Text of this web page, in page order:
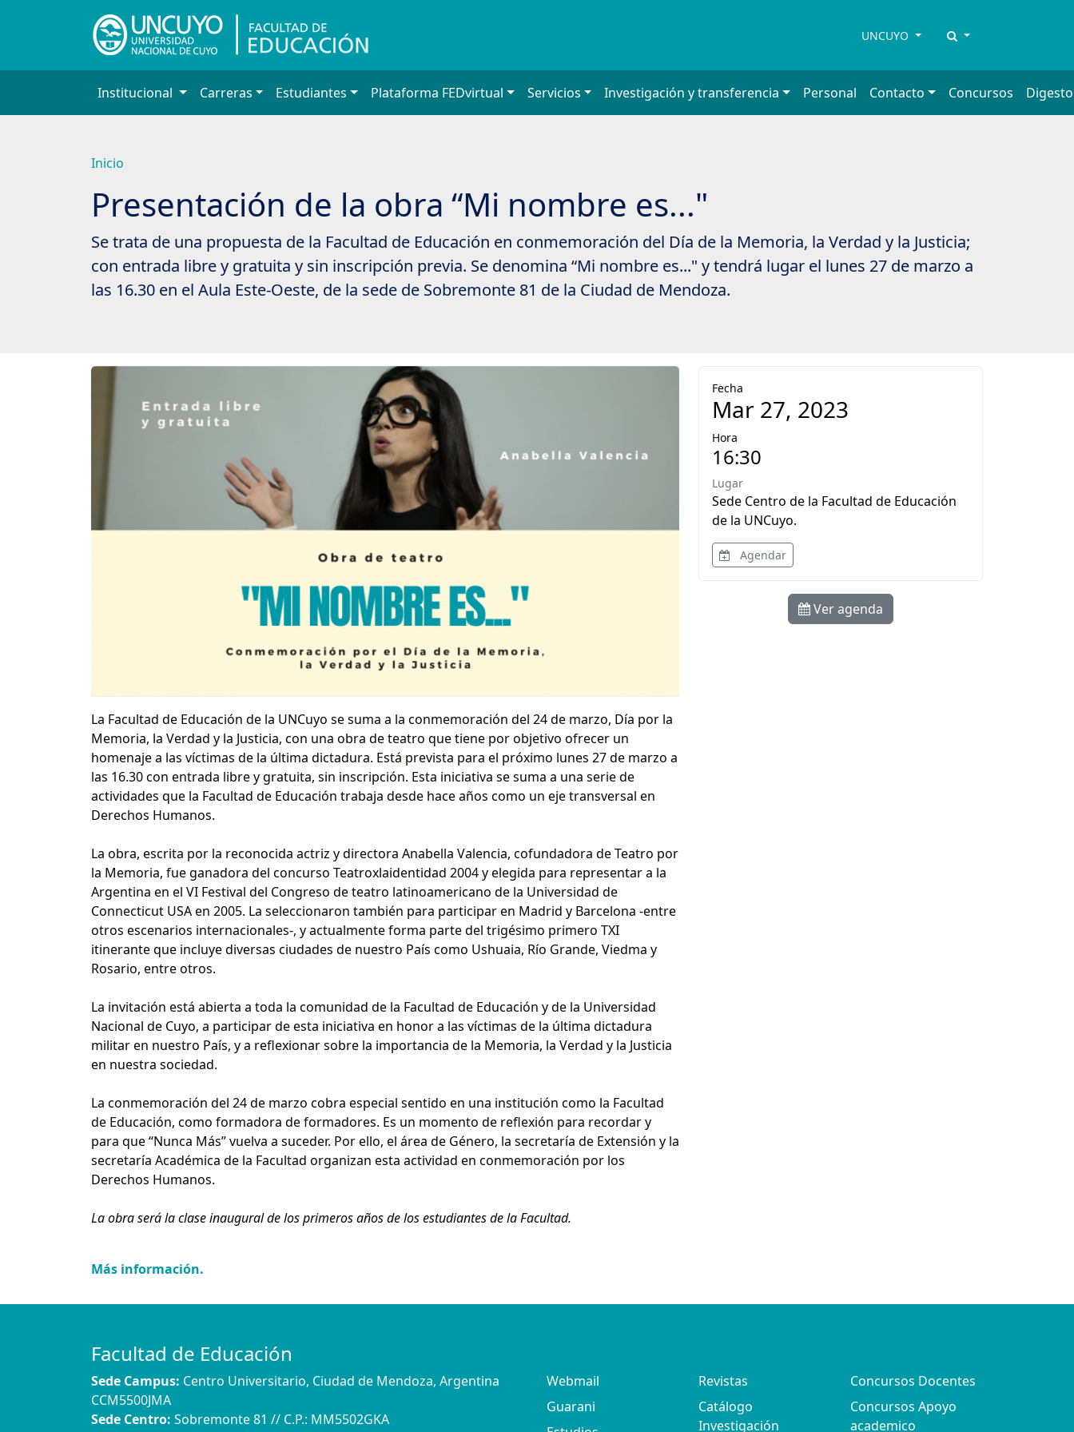
principal
UNCUYO
Institucional Carreras Estudiantes Plataforma FEDvirtual Servicios Investigación y transferencia Personal Contacto Concursos Digesto
Inicio
Presentación de la obra “Mi nombre es..."
Se trata de una propuesta de la Facultad de Educación en conmemoración del Día de la Memoria, la Verdad y la Justicia;
con entrada libre y gratuita y sin inscripción previa. Se denomina “Mi nombre es..." y tendrá lugar el lunes 27 de marzo a
las 16.30 en el Aula Este-Oeste, de la sede de Sobremonte 81 de la Ciudad de Mendoza.
La Facultad de Educación de la UNCuyo se suma a la conmemoración del 24 de marzo, Día por la
Memoria, la Verdad y la Justicia, con una obra de teatro que tiene por objetivo ofrecer un
homenaje a las víctimas de la última dictadura. Está prevista para el próximo lunes 27 de marzo a
las 16.30 con entrada libre y gratuita, sin inscripción. Esta iniciativa se suma a una serie de
actividades que la Facultad de Educación trabaja desde hace años como un eje transversal en
Derechos Humanos.
La obra, escrita por la reconocida actriz y directora Anabella Valencia, cofundadora de Teatro por
la Memoria, fue ganadora del concurso Teatroxlaidentidad 2004 y elegida para representar a la
Argentina en el VI Festival del Congreso de teatro latinoamericano de la Universidad de
Connecticut USA en 2005. La seleccionaron también para participar en Madrid y Barcelona -entre
otros escenarios internacionales-, y actualmente forma parte del trigésimo primero TXI
itinerante que incluye diversas ciudades de nuestro País como Ushuaia, Río Grande, Viedma y
Rosario, entre otros.
La invitación está abierta a toda la comunidad de la Facultad de Educación y de la Universidad
Nacional de Cuyo, a participar de esta iniciativa en honor a las víctimas de la última dictadura
militar en nuestro País, y a reflexionar sobre la importancia de la Memoria, la Verdad y la Justicia
en nuestra sociedad.
La conmemoración del 24 de marzo cobra especial sentido en una institución como la Facultad
de Educación, como formadora de formadores. Es un momento de reflexión para recordar y
para que “Nunca Más” vuelva a suceder. Por ello, el área de Género, la secretaría de Extensión y la
secretaría Académica de la Facultad organizan esta actividad en conmemoración por los
Derechos Humanos.
La obra será la clase inaugural de los primeros años de los estudiantes de la Facultad.
Más información.
Fecha
Mar 27, 2023
Hora
16:30
Lugar
Sede Centro de la Facultad de Educación
de la UNCuyo.
Agendar
Ver agenda
Facultad de Educación
Sede Campus: Centro Universitario, Ciudad de Mendoza, Argentina
CCM5500JMA
Sede Centro: Sobremonte 81 // C.P.: MM5502GKA
Webmail
Guarani
Revistas
Catálogo
Investigación
Concursos Docentes
Concursos Apoyo
academico